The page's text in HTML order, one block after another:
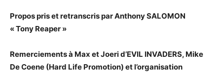
Propos pris et retranscris par Anthony SALOMON
« Tony Reaper »
Remerciements à Max et Joeri d’EVIL INVADERS, Mike
De Coene (Hard Life Promotion) et l’organisation